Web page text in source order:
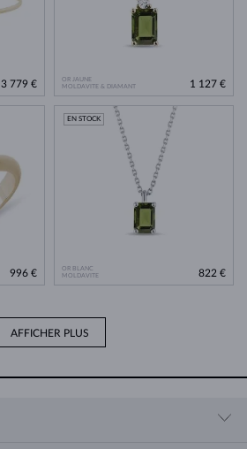
3 779 €
OR JAUNE
MOLDAVITE & DIAMANT
1 127 €
996 €
OR BLANC
MOLDAVITE
EN STOCK
822 €
AFFICHER PLUS